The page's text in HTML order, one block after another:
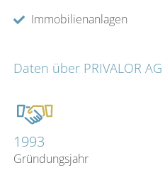
Immobilienanlagen
Daten über PRIVALOR AG
1993
Gründungsjahr